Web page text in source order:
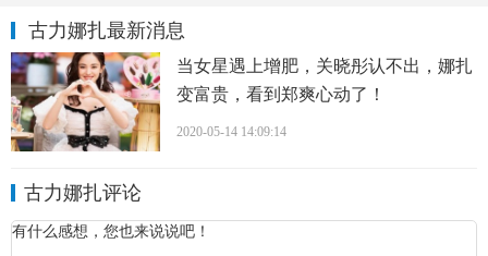
区文工团做准备。而因为地方文艺团体改制导致她错失这个
机会。
2009年，参加中国职业模特大赛，获“中国职业模特大赛
最上镜选手奖”。
2010年，参加由陆川导演的电影《王的盛宴》“虞姬”海
选，入围16强。
古力娜扎最新消息
当女星遇上增肥，关晓彤认不出，娜扎
变富贵，看到郑爽心动了！
2020-05-14 14:09:14
古力娜扎评论